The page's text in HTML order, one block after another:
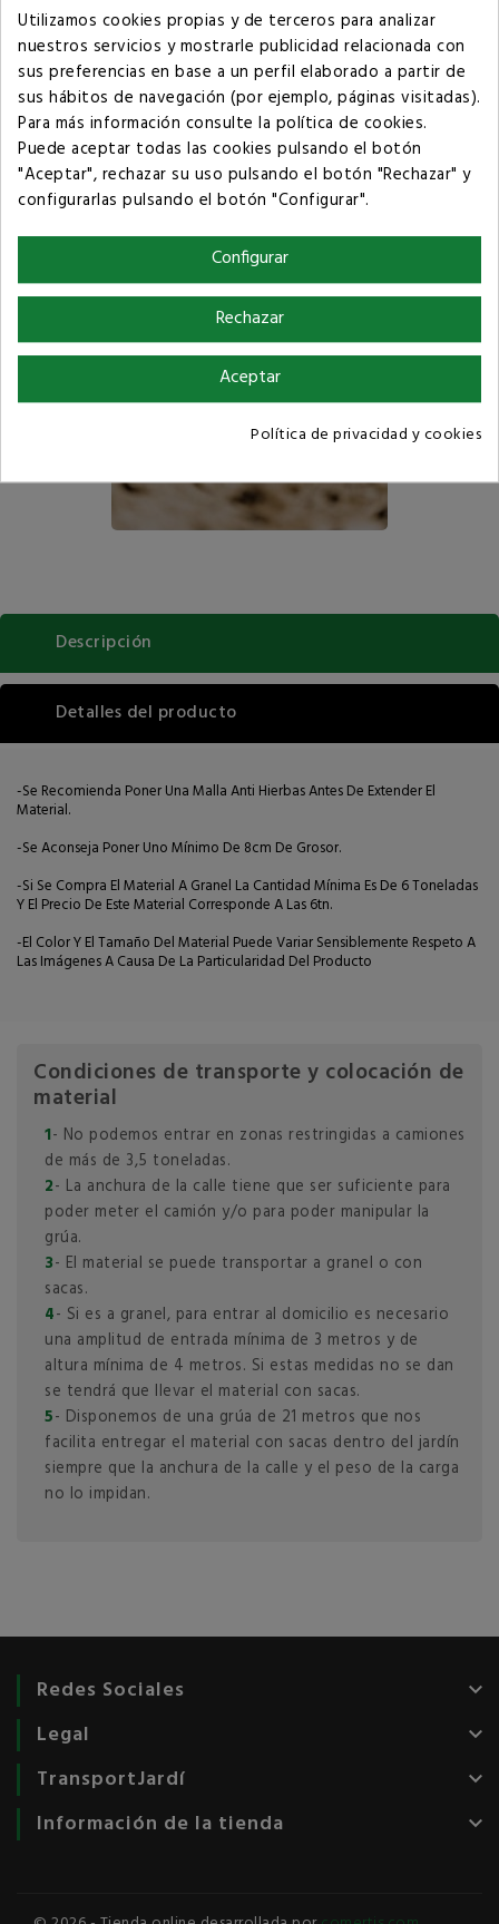
Términos y condiciones de compra
Descripción
Detalles del producto
-Se Recomienda Poner Una Malla Anti Hierbas Antes De Extender El
Material.
-Se Aconseja Poner Uno Mínimo De 8cm De Grosor.
-Si Se Compra El Material A Granel La Cantidad Mínima Es De 6 Toneladas
Y El Precio De Este Material Corresponde A Las 6tn.
-El Color Y El Tamaño Del Material Puede Variar Sensiblemente Respeto A
Las Imágenes A Causa De La Particularidad Del Producto
Condiciones de transporte y colocación de
material
1- No podemos entrar en zonas restringidas a camiones
de más de 3,5 toneladas.
2- La anchura de la calle tiene que ser suficiente para
poder meter el camión y/o para poder manipular la
grúa.
3- El material se puede transportar a granel o con
sacas.
4- Si es a granel, para entrar al domicilio es necesario
una amplitud de entrada mínima de 3 metros y de
altura mínima de 4 metros. Si estas medidas no se dan
se tendrá que llevar el material con sacas.
5- Disponemos de una grúa de 21 metros que nos
facilita entregar el material con sacas dentro del jardín
siempre que la anchura de la calle y el peso de la carga
no lo impidan.
Redes Sociales keyboard_arrow_down
Legal keyboard_arrow_down
TransportJardí keyboard_arrow_down
Información de la tienda keyboard_arrow_down
Utilizamos cookies propias y de terceros para analizar
nuestros servicios y mostrarle publicidad relacionada con
sus preferencias en base a un perfil elaborado a partir de
sus hábitos de navegación (por ejemplo, páginas visitadas).
Para más información consulte la política de cookies.
Puede aceptar todas las cookies pulsando el botón
"Aceptar", rechazar su uso pulsando el botón "Rechazar" y
configurarlas pulsando el botón "Configurar".
Configurar
Rechazar
Aceptar
Política de privacidad y cookies